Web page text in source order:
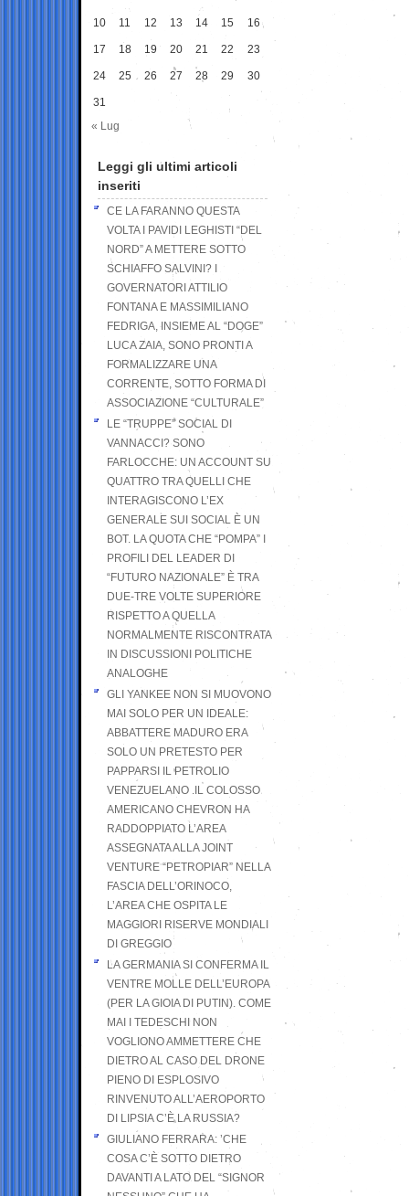
10 11 12 13 14 15 16
17 18 19 20 21 22 23
24 25 26 27 28 29 30
31
« Lug
Leggi gli ultimi articoli
inseriti
CE LA FARANNO QUESTA
VOLTA I PAVIDI LEGHISTI “DEL
NORD” A METTERE SOTTO
SCHIAFFO SALVINI? I
GOVERNATORI ATTILIO
FONTANA E MASSIMILIANO
FEDRIGA, INSIEME AL “DOGE”
LUCA ZAIA, SONO PRONTI A
FORMALIZZARE UNA
CORRENTE, SOTTO FORMA DI
ASSOCIAZIONE “CULTURALE”
LE “TRUPPE” SOCIAL DI
VANNACCI? SONO
FARLOCCHE: UN ACCOUNT SU
QUATTRO TRA QUELLI CHE
INTERAGISCONO L’EX
GENERALE SUI SOCIAL È UN
BOT. LA QUOTA CHE “POMPA” I
PROFILI DEL LEADER DI
“FUTURO NAZIONALE” È TRA
DUE-TRE VOLTE SUPERIORE
RISPETTO A QUELLA
NORMALMENTE RISCONTRATA
IN DISCUSSIONI POLITICHE
ANALOGHE
GLI YANKEE NON SI MUOVONO
MAI SOLO PER UN IDEALE:
ABBATTERE MADURO ERA
SOLO UN PRETESTO PER
PAPPARSI IL PETROLIO
VENEZUELANO .IL COLOSSO
AMERICANO CHEVRON HA
RADDOPPIATO L’AREA
ASSEGNATA ALLA JOINT
VENTURE “PETROPIAR” NELLA
FASCIA DELL’ORINOCO,
L’AREA CHE OSPITA LE
MAGGIORI RISERVE MONDIALI
DI GREGGIO
LA GERMANIA SI CONFERMA IL
VENTRE MOLLE DELL’EUROPA
(PER LA GIOIA DI PUTIN). COME
MAI I TEDESCHI NON
VOGLIONO AMMETTERE CHE
DIETRO AL CASO DEL DRONE
PIENO DI ESPLOSIVO
RINVENUTO ALL’AEROPORTO
DI LIPSIA C’È LA RUSSIA?
GIULIANO FERRARA: ’CHE
COSA C’È SOTTO DIETRO
DAVANTI A LATO DEL “SIGNOR